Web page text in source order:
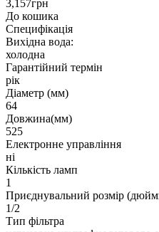
3,157грн
До кошика
Специфікація
Вихідна вода:
холодна
Гарантійний термін
рік
Діаметр (мм)
64
Довжина(мм)
525
Електронне управління
ні
Кількість ламп
1
Приєднувальний розмір
1/2
Тип фільтра